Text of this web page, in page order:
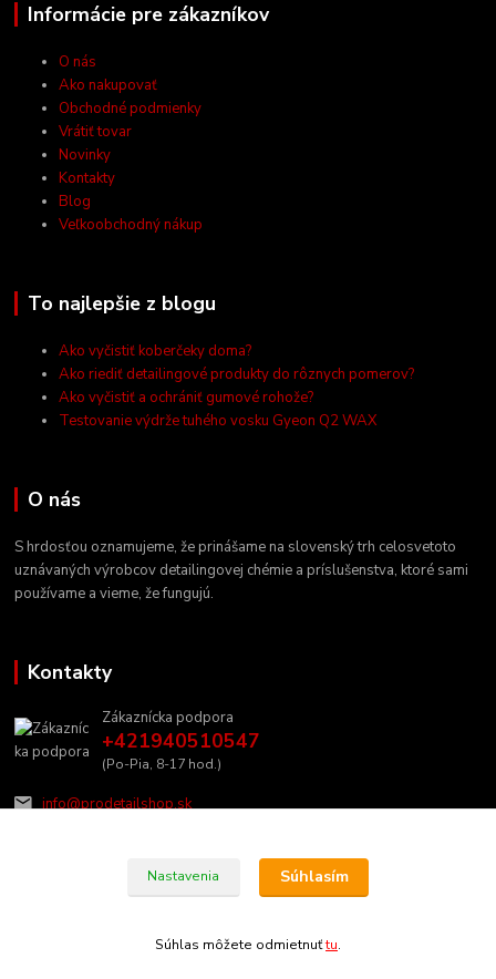
Informácie pre zákazníkov
O nás
Ako nakupovať
Obchodné podmienky
Vrátiť tovar
Novinky
Kontakty
Blog
Veľkoobchodný nákup
To najlepšie z blogu
Ako vyčistiť koberčeky doma?
Ako riediť detailingové produkty do rôznych pomerov?
Ako vyčistiť a ochrániť gumové rohože?
Testovanie výdrže tuhého vosku Gyeon Q2 WAX
O nás
S hrdosťou oznamujeme, že prinášame na slovenský trh celosvetoto
uznávaných výrobcov detailingovej chémie a príslušenstva, ktoré sami
používame a vieme, že fungujú.
Kontakty
Zákaznícka podpora
+421940510547
(Po-Pia, 8-17 hod.)
info@prodetailshop.sk
Nastavenia Súhlasím
Súhlas môžete odmietnuťtu.